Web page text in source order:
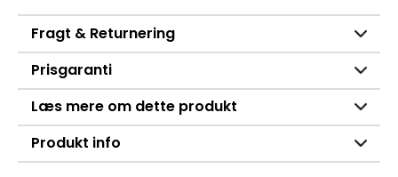
Fragt & Returnering
Prisgaranti
Læs mere om dette produkt
Produkt info